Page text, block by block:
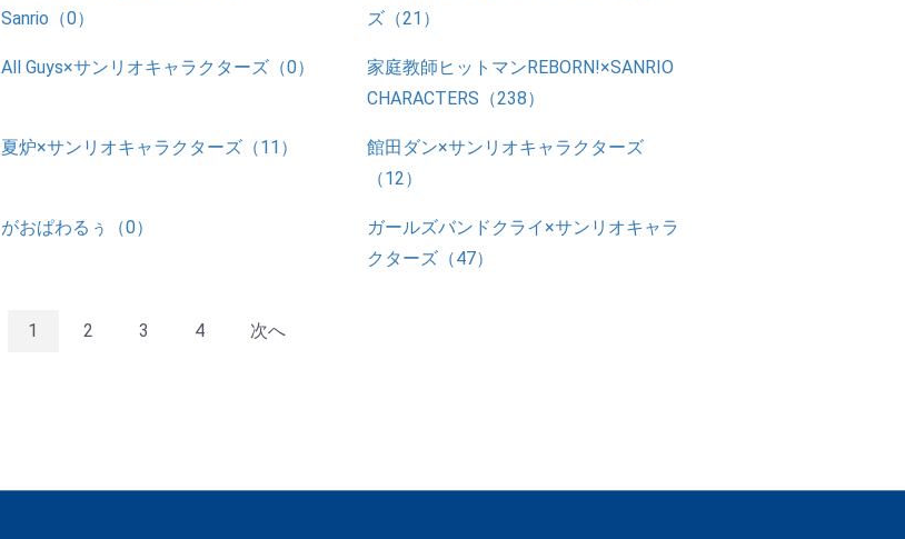
Sanrio（0）
ズ（21）
All Guys×サンリオキャラクターズ（0）
家庭教師ヒットマンREBORN!×SANRIO
CHARACTERS（238）
夏炉×サンリオキャラクターズ（11）
館田ダン×サンリオキャラクターズ
（12）
がおぱわるぅ（0）
ガールズバンドクライ×サンリオキャラ
クターズ（47）
1 2 3 4 次へ